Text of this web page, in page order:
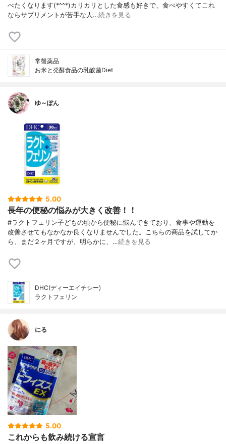
べたくなります(*^^*)カリカリとした食感も好きで、食べやすくてこれ
ならサプリメントが苦手な人…続きを見る
常盤薬品
お米と発酵食品の乳酸菌Diet
ゆ～ぽん
5.00
長年の便秘の悩みが大きく改善！！
#ラクトフェリン子どもの頃から便秘に悩んできており、食事や運動を
改善させてもなかなか良くなりませんでした。こちらの商品を試してか
ら、まだ２ヶ月ですが、明らかに、…続きを見る
DHC(ディーエイチシー)
ラクトフェリン
にる
5.00
これからも飲み続ける宣言